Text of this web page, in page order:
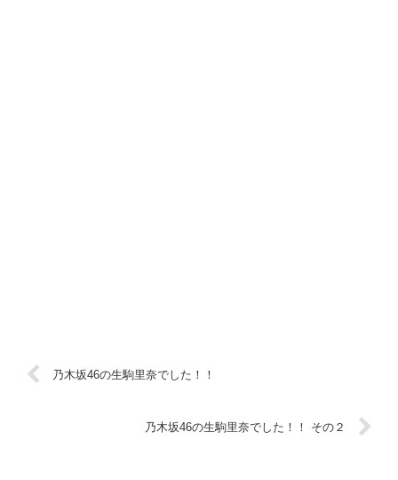
乃木坂46の生駒里奈でした！！
乃木坂46の生駒里奈でした！！ その２